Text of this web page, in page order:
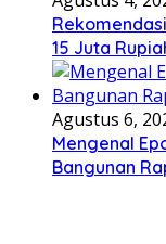
15 Juta
Agustus 6,
Mengenal
Bangunan